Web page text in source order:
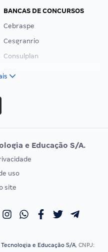
BANCAS DE CONCURSOS
Cebraspe
Cesgranrio
Consulplan
Vunesp
EXAME DE ORDEM
Calendário OAB
e Educação S/A.
uso
site
Tecnologia e Educação S/A, CNPJ: